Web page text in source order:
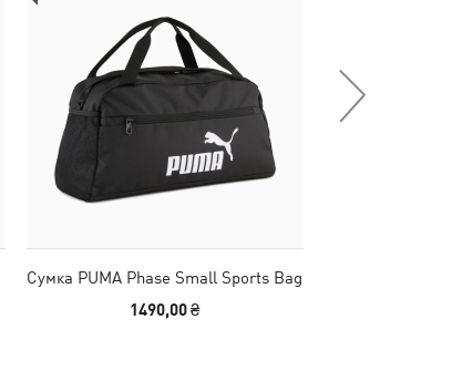
Сумка PUMA Phase Small Sports Bag
1490,00 ₴